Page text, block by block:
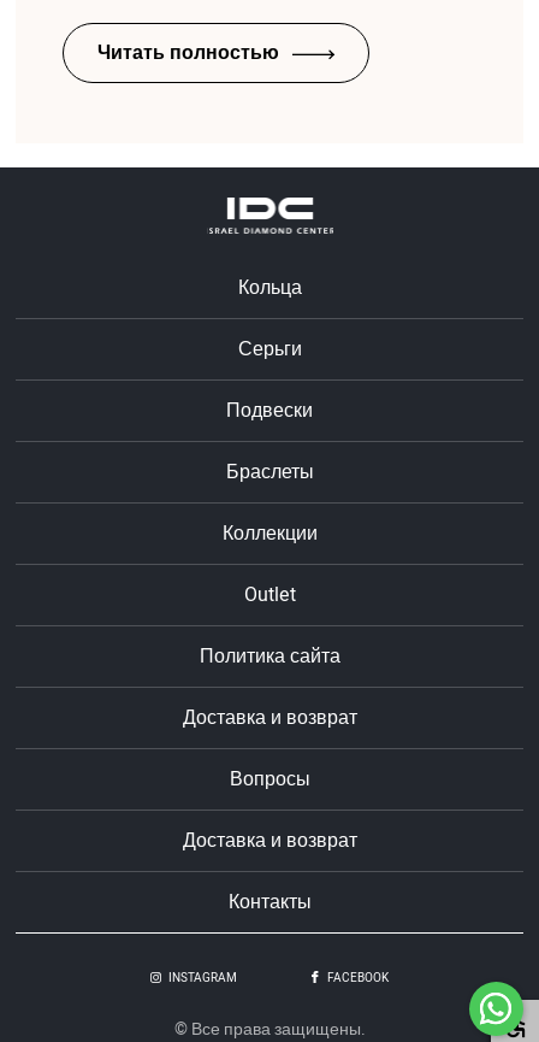
Читать полностью
Кольца
Серьги
Подвески
Браслеты
Коллекции
Outlet
Политика сайта
Доставка и возврат
Вопросы
Доставка и возврат
Контакты
© Все права защищены.
INSTAGRAM FACEBOOK